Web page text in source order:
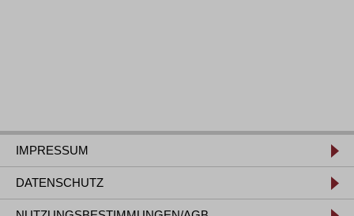
IMPRESSUM
DATENSCHUTZ